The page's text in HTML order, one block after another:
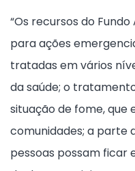
“Os recursos do
para ações
tratadas em vários
da saúde; o
situação de fome, que
comunidades; a parte
pessoas possam ficar